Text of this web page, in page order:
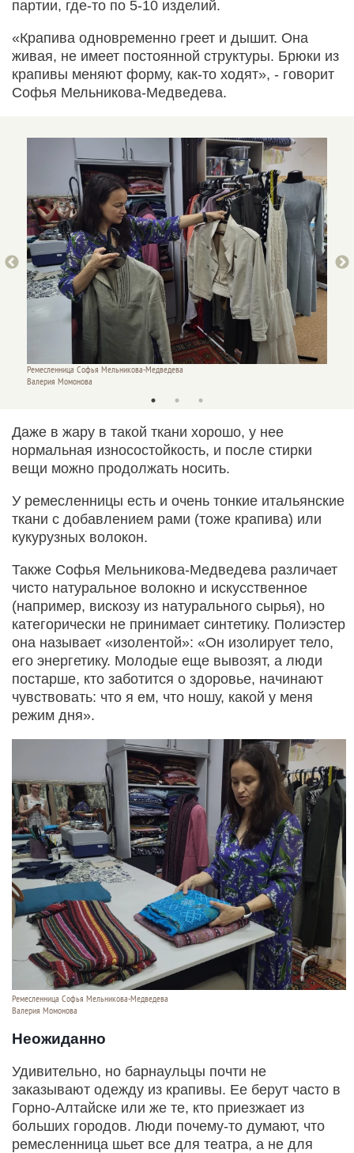
партии, где-то по 5-10 изделий.
«Крапива одновременно греет и дышит. Она
живая, не имеет постоянной структуры. Брюки из
крапивы меняют форму, как-то ходят», - говорит
Софья Мельникова-Медведева.
Ремесленница Софья Мельникова-Медведева
Валерия Момонова
Даже в жару в такой ткани хорошо, у нее
нормальная износостойкость, и после стирки
вещи можно продолжать носить.
У ремесленницы есть и очень тонкие итальянские
ткани с добавлением рами (тоже крапива) или
кукурузных волокон.
Также Софья Мельникова-Медведева различает
чисто натуральное волокно и искусственное
(например, вискозу из натурального сырья), но
категорически не принимает синтетику. Полиэстер
она называет «изолентой»: «Он изолирует тело,
его энергетику. Молодые еще вывозят, а люди
постарше, кто заботится о здоровье, начинают
чувствовать: что я ем, что ношу, какой у меня
режим дня».
Ремесленница Софья Мельникова-Медведева
Валерия Момонова
Неожиданно
Удивительно, но барнаульцы почти не
заказывают одежду из крапивы. Ее берут часто в
Горно-Алтайске или же те, кто приезжает из
больших городов. Люди почему-то думают, что
ремесленница шьет все для театра, а не для